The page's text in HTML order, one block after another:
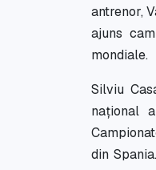
antrenor,
ajuns
mondiale.
Silviu
naţional
din